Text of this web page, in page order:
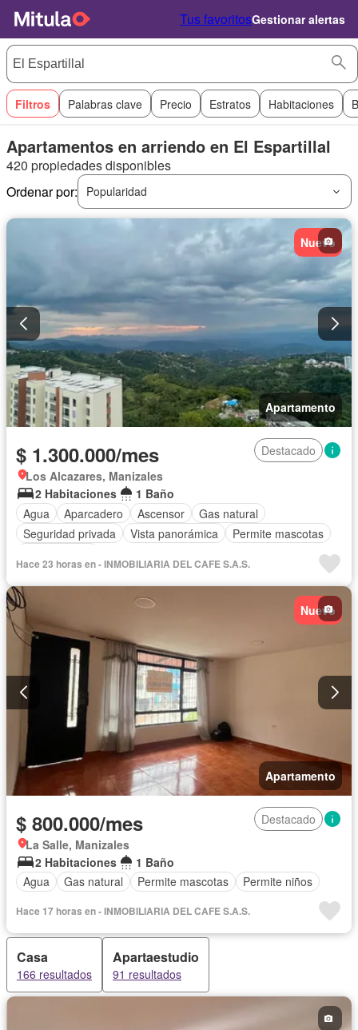
Tus favoritosGestionar alertas
Filtros Palabras clave Precio Estratos Habitaciones
Apartamentos en arriendo en El Espartillal
420 propiedades disponibles
Ordenar por:
Popularidad
Nuevo
Apartamento
$ 1.300.000/mes
Destacado
Los Alcazares, Manizales
2 Habitaciones
1 Baño
Agua
Aparcadero Ascensor
Gas natural
Seguridad privada
Vista panorámica
Permite mascotas
Hace 23 horas en - INMOBILIARIA DEL CAFE S.A.S.
Nuevo
Apartamento
$ 800.000/mes
Destacado
La Salle, Manizales
2 Habitaciones
1 Baño
Agua
Gas natural Permite mascotas Permite niños
Hace 17 horas en - INMOBILIARIA DEL CAFE S.A.S.
Casa
166 resultados
Apartaestudio
91 resultados